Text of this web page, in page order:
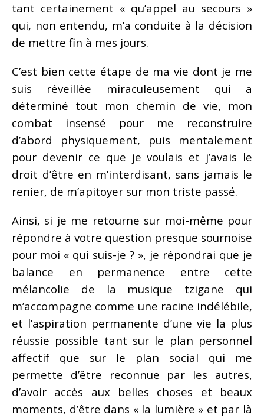
tant certainement « qu’appel au secours »
qui, non entendu, m’a conduite à la décision
de mettre fin à mes jours.
C’est bien cette étape de ma vie dont je me
suis réveillée miraculeusement qui a
déterminé tout mon chemin de vie, mon
combat insensé pour me reconstruire
d’abord physiquement, puis mentalement
pour devenir ce que je voulais et j’avais le
droit d’être en m’interdisant, sans jamais le
renier, de m’apitoyer sur mon triste passé.
Ainsi, si je me retourne sur moi-même pour
répondre à votre question presque sournoise
pour moi « qui suis-je ? », je répondrai que je
balance en permanence entre cette
mélancolie de la musique tzigane qui
m’accompagne comme une racine indélébile,
et l’aspiration permanente d’une vie la plus
réussie possible tant sur le plan personnel
affectif que sur le plan social qui me
permette d’être reconnue par les autres,
d’avoir accès aux belles choses et beaux
moments, d’être dans « la lumière » et par là